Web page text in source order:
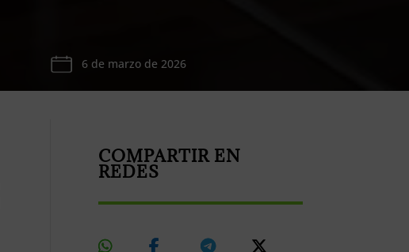
6 de marzo de 2026
COMPARTIR EN
REDES